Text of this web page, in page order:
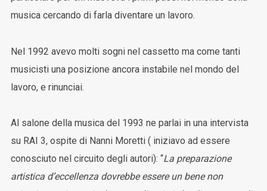
musica cercando di farla diventare un lavoro.
Nel 1992 avevo molti sogni nel cassetto ma come tanti
musicisti una posizione ancora instabile nel mondo del
lavoro, e rinunciai.
Al salone della musica del 1993 ne parlai in una intervista
su RAI 3, ospite di Nanni Moretti ( iniziavo ad essere
conosciuto nel circuito degli autori): “La preparazione
artistica d’eccellenza dovrebbe essere un bene non